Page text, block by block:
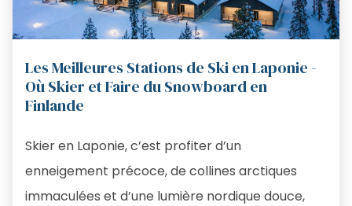
Les Meilleures Stations de Ski en Laponie -
Où Skier et Faire du Snowboard en
Finlande
Skier en Laponie, c’est profiter d’un
enneigement précoce, de collines arctiques
immaculées et d’une lumière nordique douce,